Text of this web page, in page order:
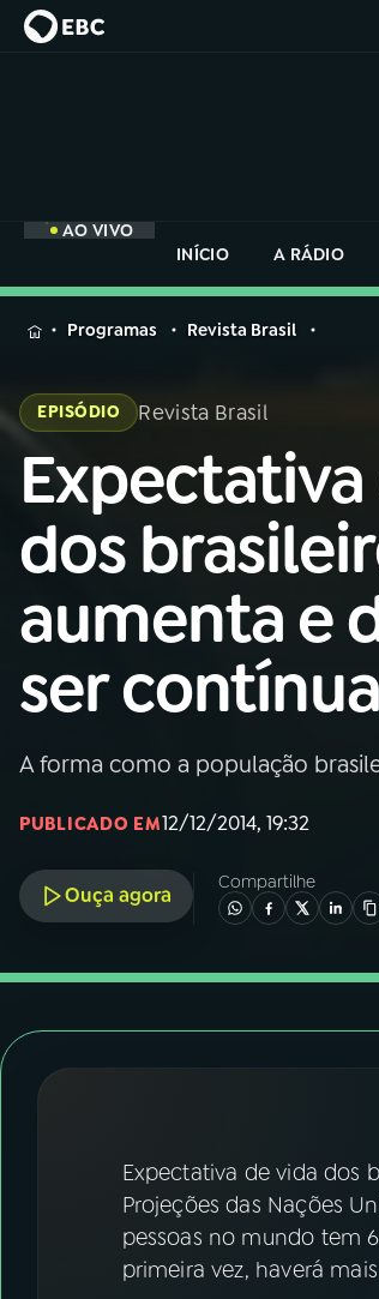
AO VIVO
INÍCIO
A RÁDIO
MENU
Buscar
na
Rádio
Nacional
AO VIVO
01 INÍCIO
02 A RÁDIO
03PROGRAMAÇÃO
05PODCASTS
FESTIVAL DE MÚSICA
ACOMPANHE A RÁDIO NACIONAL
YouTube
na
Rádio
Programas Revista Brasil
EPISÓDIO Revista Brasil
dos
aumenta e
ser contínua
A forma como a população
PUBLICADO EM12/12/2014, 19:32
Ouça agora
Compartilhe
Expectativa de vida dos
Projeções das Nações
pessoas no mundo tem
primeira vez, haverá